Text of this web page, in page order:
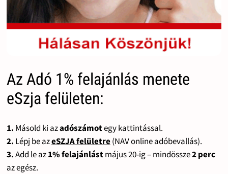
Az Adó 1% felajánlás menete
eSzja felületen:
1. Másold ki azadószámotegy kattintással.
2. Lépj be azeSZJA felületre(NAV online adóbevallás).
3.Add le az1% felajánlástmájus 20-ig – mindössze2 perc
az egész.